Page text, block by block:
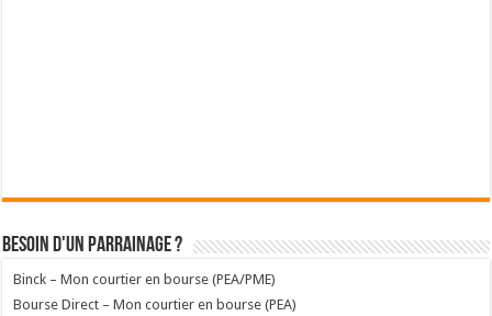
Besoin d'un parrainage ?
Binck – Mon courtier en bourse (PEA/PME)
Bourse Direct – Mon courtier en bourse (PEA)